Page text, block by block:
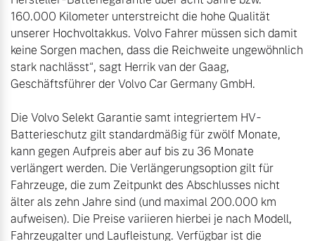
160.000 Kilometer unterstreicht die hohe Qualität
unserer Hochvoltakkus. Volvo Fahrer müssen sich damit
keine Sorgen machen, dass die Reichweite ungewöhnlich
stark nachlässt“, sagt Herrik van der Gaag,
Geschäftsführer der Volvo Car Germany GmbH.
Die Volvo Selekt Garantie samt integriertem HV-
Batterieschutz gilt standardmäßig für zwölf Monate,
kann gegen Aufpreis aber auf bis zu 36 Monate
verlängert werden. Die Verlängerungsoption gilt für
Fahrzeuge, die zum Zeitpunkt des Abschlusses nicht
älter als zehn Jahre sind (und maximal 200.000 km
aufweisen). Die Preise variieren hierbei je nach Modell,
Fahrzeugalter und Laufleistung. Verfügbar ist die